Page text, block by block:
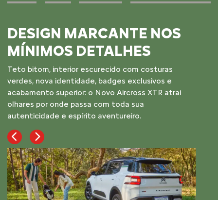
NOS
costuras
e
XTR atrai
MOTOR E
Performance na cidade, leveza na
equipado com um motor 1.0 Turbo e
7 marchas, ideal para quem busca
dispensar o conforto.